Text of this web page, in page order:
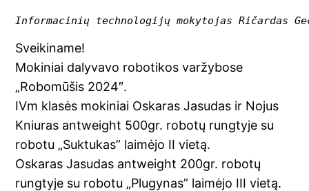
Informacinių technologijų mokytojas Ričardas
Sveikiname!
Mokiniai dalyvavo robotikos varžybose
„Robomūšis 2024″.
IVm klasės mokiniai Oskaras Jasudas ir Nojus
Kniuras antweight 500gr. robotų rungtyje su
robotu „Suktukas” laimėjo II vietą.
Oskaras Jasudas antweight 200gr. robotų
rungtyje su robotu „Plugynas” laimėjo III vietą.